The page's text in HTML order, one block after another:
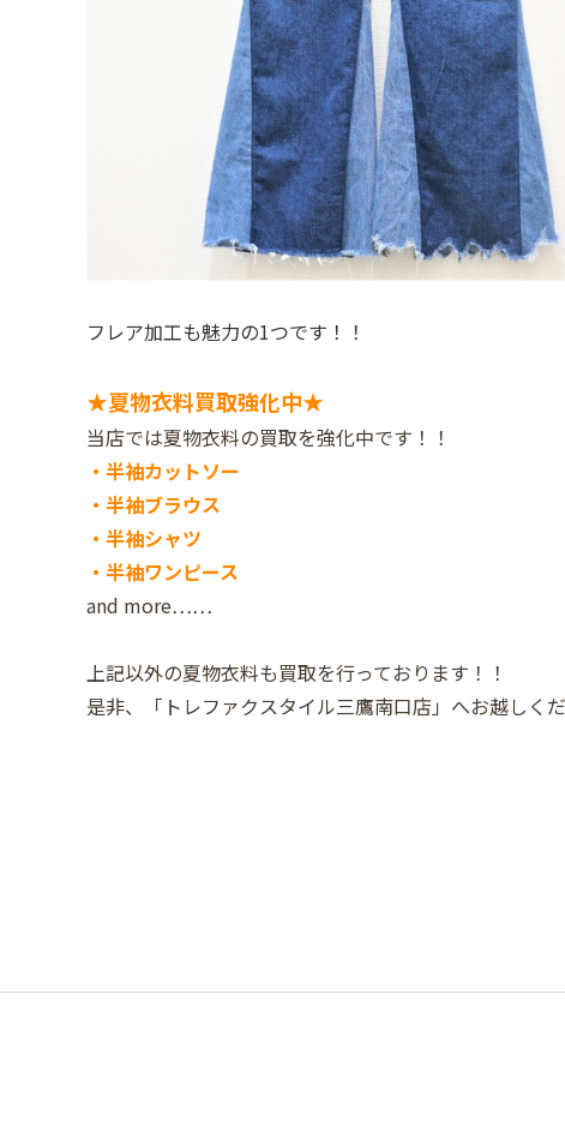
フレア加工も魅力の1つです！！
★夏物衣料買取強化中★
当店では夏物衣料の買取を強化中です！！
・半袖カットソー
・半袖ブラウス
・半袖シャツ
・半袖ワンピース
and more……
上記以外の夏物衣料も買取を行っております！！
是非、「トレファクスタイル三鷹南口店」へお越しく